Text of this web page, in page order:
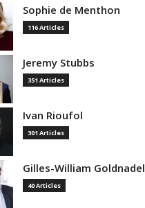
Sophie de Menthon
116 Articles
Jeremy Stubbs
351 Articles
Ivan Rioufol
301 Articles
Gilles-William Goldnadel
40 Articles